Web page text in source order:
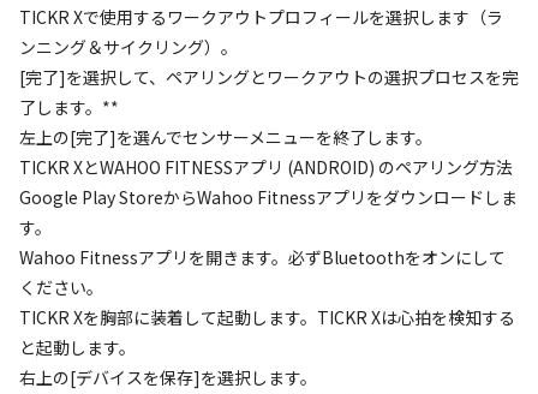
TICKR Xで使用するワークアウトプロフィールを選択します（ラ
ンニング＆サイクリング）。
[完了]を選択して、ペアリングとワークアウトの選択プロセスを完
了します。**
左上の[完了]を選んでセンサーメニューを終了します。
TICKR XとWAHOO FITNESSアプリ (ANDROID) のペアリング方法
Google Play StoreからWahoo Fitnessアプリをダウンロードしま
す。
Wahoo Fitnessアプリを開きます。必ずBluetoothをオンにして
ください。
TICKR Xを胸部に装着して起動します。TICKR Xは心拍を検知する
と起動します。
右上の[デバイスを保存]を選択します。